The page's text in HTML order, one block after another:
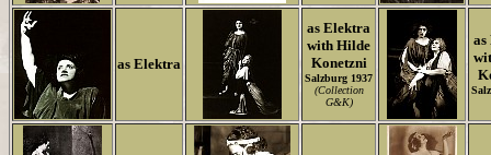
as Elektra
as Elektra
with Hilde
Konetzni
Salzburg 1937
(Collection
G&K)